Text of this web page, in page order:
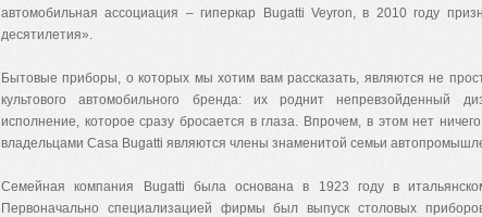
автомобильная ассоциация – гиперкар Bugatti Veyron, в 2010 году
десятилетия».
Бытовые приборы, о которых мы хотим вам рассказать, являются не
культового автомобильного бренда: их роднит непревзойденный
исполнение, которое сразу бросается в глаза. Впрочем, в этом нет
владельцами Casa Bugatti являются члены знаменитой семьи
Семейная компания Bugatti была основана в 1923 году в
Первоначально специализацией фирмы был выпуск столовых